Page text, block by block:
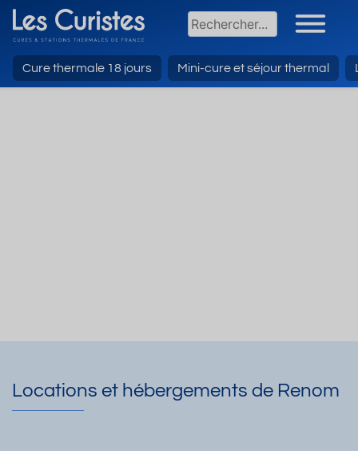
Cure thermale 18 jours Mini-cure et séjour thermal
Locations et hébergements de Renom